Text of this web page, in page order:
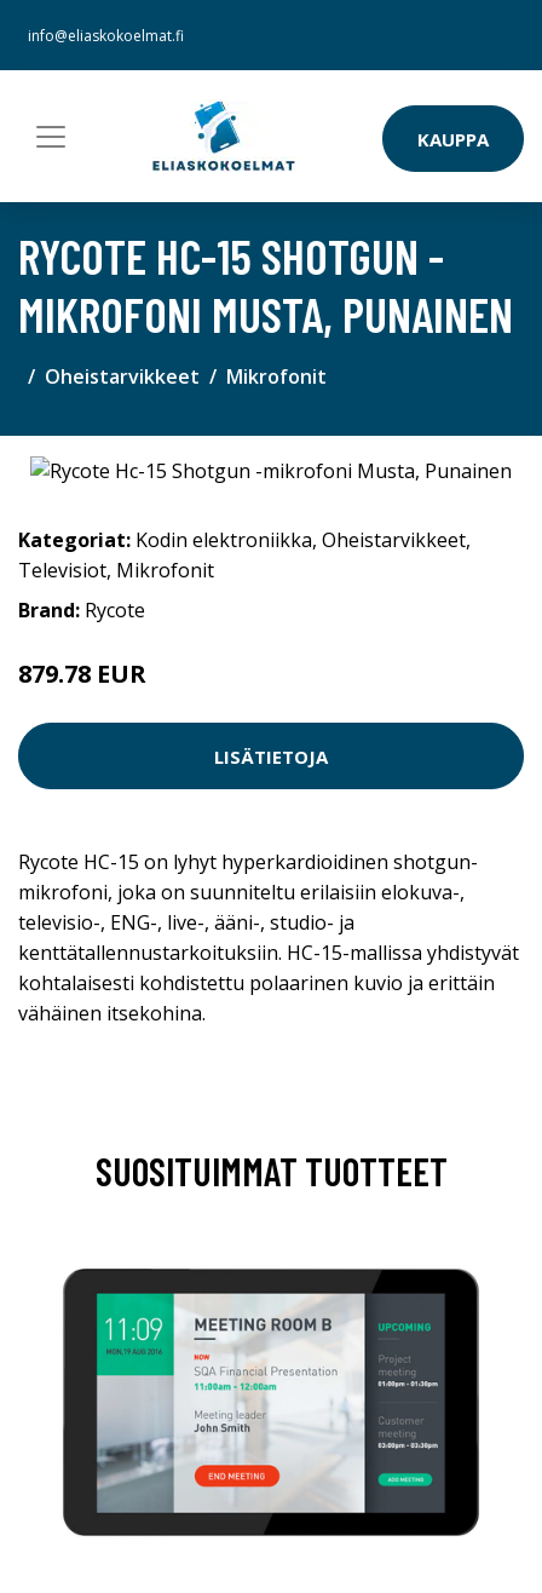
info@eliaskokoelmat.fi
KAUPPA
RYCOTE HC-15 SHOTGUN -
MIKROFONI MUSTA, PUNAINEN
Oheistarvikkeet Mikrofonit
Kategoriat: Kodin elektroniikka, Oheistarvikkeet,
Televisiot, Mikrofonit
Brand: Rycote
879.78 EUR
LISÄTIETOJA
Rycote HC-15 on lyhyt hyperkardioidinen shotgun-
mikrofoni, joka on suunniteltu erilaisiin elokuva-,
televisio-, ENG-, live-, ääni-, studio- ja
kenttätallennustarkoituksiin. HC-15-mallissa yhdistyvät
kohtalaisesti kohdistettu polaarinen kuvio ja erittäin
vähäinen itsekohina.
SUOSITUIMMAT TUOTTEET